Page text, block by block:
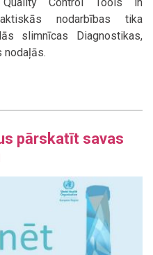
Control Tools in
nodarbības tika
slimnīcas Diagnostikas,
nodaļās.
pārskatīt savas